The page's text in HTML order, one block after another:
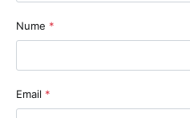
Nume *
Email *